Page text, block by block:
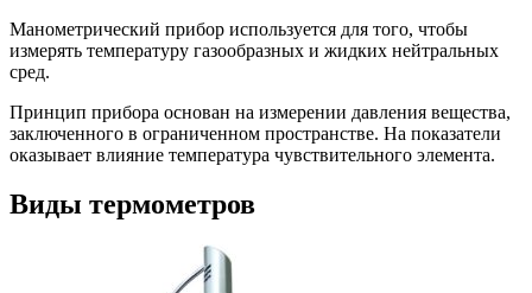
Манометрический прибор используется для того, чтобы
измерять температуру газообразных и жидких нейтральных
сред.
Принцип прибора основан на измерении давления вещества,
заключенного в ограниченном пространстве. На показатели
оказывает влияние температура чувствительного элемента.
Виды термометров